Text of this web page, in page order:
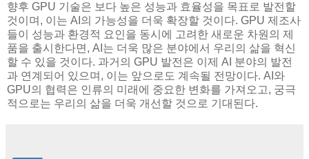
향후 GPU 기술은 보다 높은 성능과 효율성을 목표로 발전할
것이며, 이는 AI의 가능성을 더욱 확장할 것이다. GPU 제조사
들이 성능과 환경적 요인을 동시에 고려한 새로운 차원의 제
품을 출시한다면, AI는 더욱 많은 분야에서 우리의 삶을 혁신
할 수 있을 것이다. 과거의 GPU 발전은 이제 AI 분야의 발전
과 연계되어 있으며, 이는 앞으로도 계속될 전망이다. AI와
GPU의 협력은 인류의 미래에 중요한 변화를 가져오고, 궁극
적으로는 우리의 삶을 더욱 개선할 것으로 기대된다.